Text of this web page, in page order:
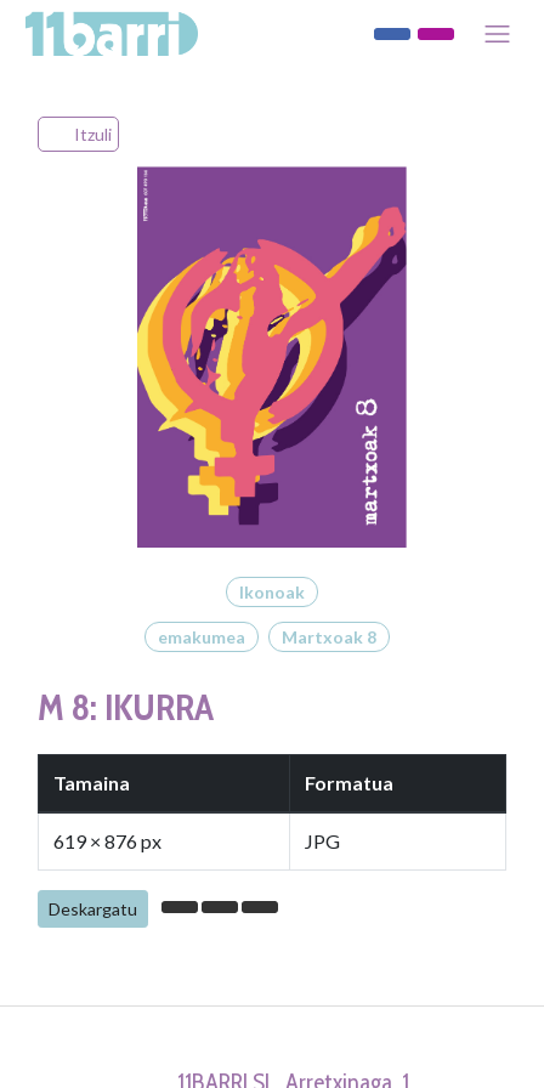
Itzuli
Ikonoak
emakumea Martxoak 8
M 8: IKURRA
Tamaina Formatua
619 × 876 px JPG
Deskargatu
11BARRI SL. Arretxinaga, 1